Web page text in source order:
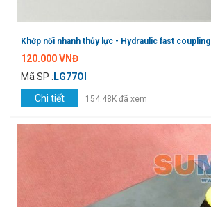
Khớp nối nhanh thủy lực - Hydraulic fast coupling
120.000 VNĐ
Mã SP : LG77OI
Chi tiết
154.48K đã xem